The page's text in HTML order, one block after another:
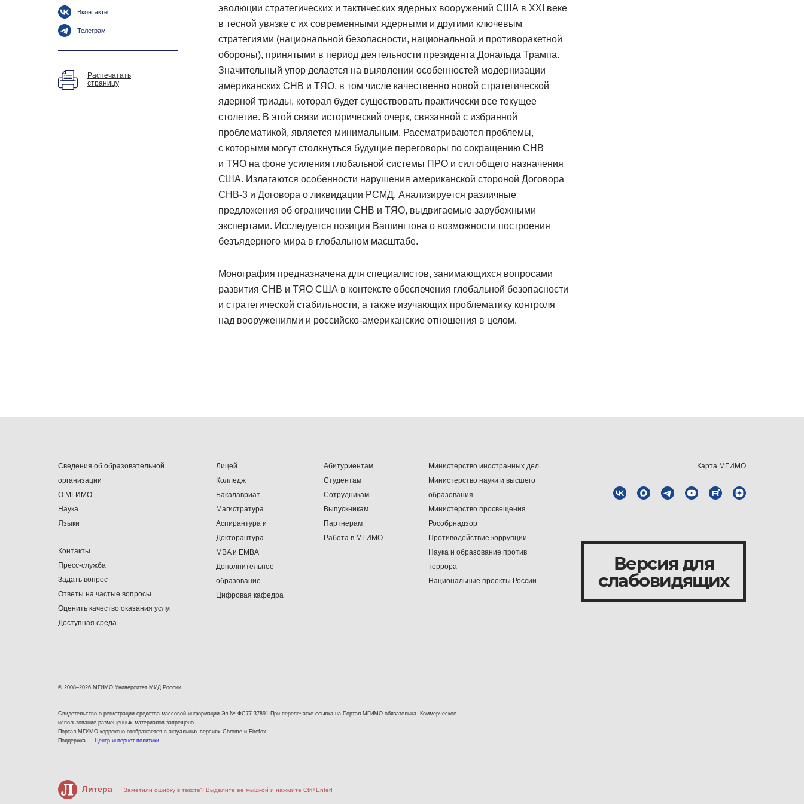
Вконтакте
Телеграм
Распечатать
страницу
эволюции стратегических и тактических ядерных вооружений США в XXI веке
в тесной увязке с их современными ядерными и другими ключевым
стратегиями (национальной безопасности, национальной и противоракетной
обороны), принятыми в период деятельности президента Дональда Трампа.
Значительный упор делается на выявлении особенностей модернизации
американских СНВ и ТЯО, в том числе качественно новой стратегической
ядерной триады, которая будет существовать практически все текущее
столетие. В этой связи исторический очерк, связанной с избранной
проблематикой, является минимальным. Рассматриваются проблемы,
с которыми могут столкнуться будущие переговоры по сокращению СНВ
и ТЯО на фоне усиления глобальной системы ПРО и сил общего назначения
США. Излагаются особенности нарушения американской стороной Договора
СНВ-3 и Договора о ликвидации РСМД. Анализируется различные
предложения об ограничении СНВ и ТЯО, выдвигаемые зарубежными
экспертами. Исследуется позиция Вашингтона о возможности построения
безъядерного мира в глобальном масштабе.
Монография предназначена для специалистов, занимающихся вопросами
развития СНВ и ТЯО США в контексте обеспечения глобальной безопасности
и стратегической стабильности, а также изучающих проблематику контроля
над вооружениями и российско-американские отношения в целом.
Сведения об образовательной
организации
О МГИМО
Наука
Языки
Контакты
Пресс-служба
Задать вопрос
Ответы на частые вопросы
Оценить качество оказания услуг
Доступная среда
Лицей
Колледж
Бакалавриат
Магистратура
Аспирантура и
Докторантура
MBA и EMBA
Дополнительное
образование
Цифровая кафедра
Абитуриентам
Студентам
Сотрудникам
Выпускникам
Партнерам
Работа в МГИМО
Министерство иностранных дел
Министерство науки и высшего
образования
Министерство просвещения
Рособрнадзор
Противодействие коррупции
Наука и образование против
террора
Национальные проекты России
Карта МГИМО
Версия для
слабовидящих
© 2008–2026 МГИМО Университет МИД России
Свидетельство о регистрации средства массовой информации Эл № ФС77-37891 При перепечатке ссылка на Портал МГИМО обязательна. Коммерческое
использование размещенных материалов запрещено.
Портал МГИМО корректно отображается в актуальных версиях Chrome и Firefox.
Поддержка —
Центр интернет-политики
Литера Заметили ошибку в тексте? Выделите ее мышкой и нажмите Ctrl+Enter!